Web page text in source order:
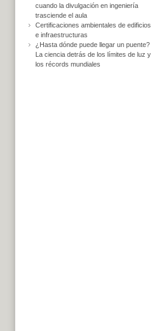
cuando la divulgación en ingeniería
trasciende el aula
Certificaciones ambientales de edificios
e infraestructuras
¿Hasta dónde puede llegar un puente?
La ciencia detrás de los límites de luz y
los récords mundiales